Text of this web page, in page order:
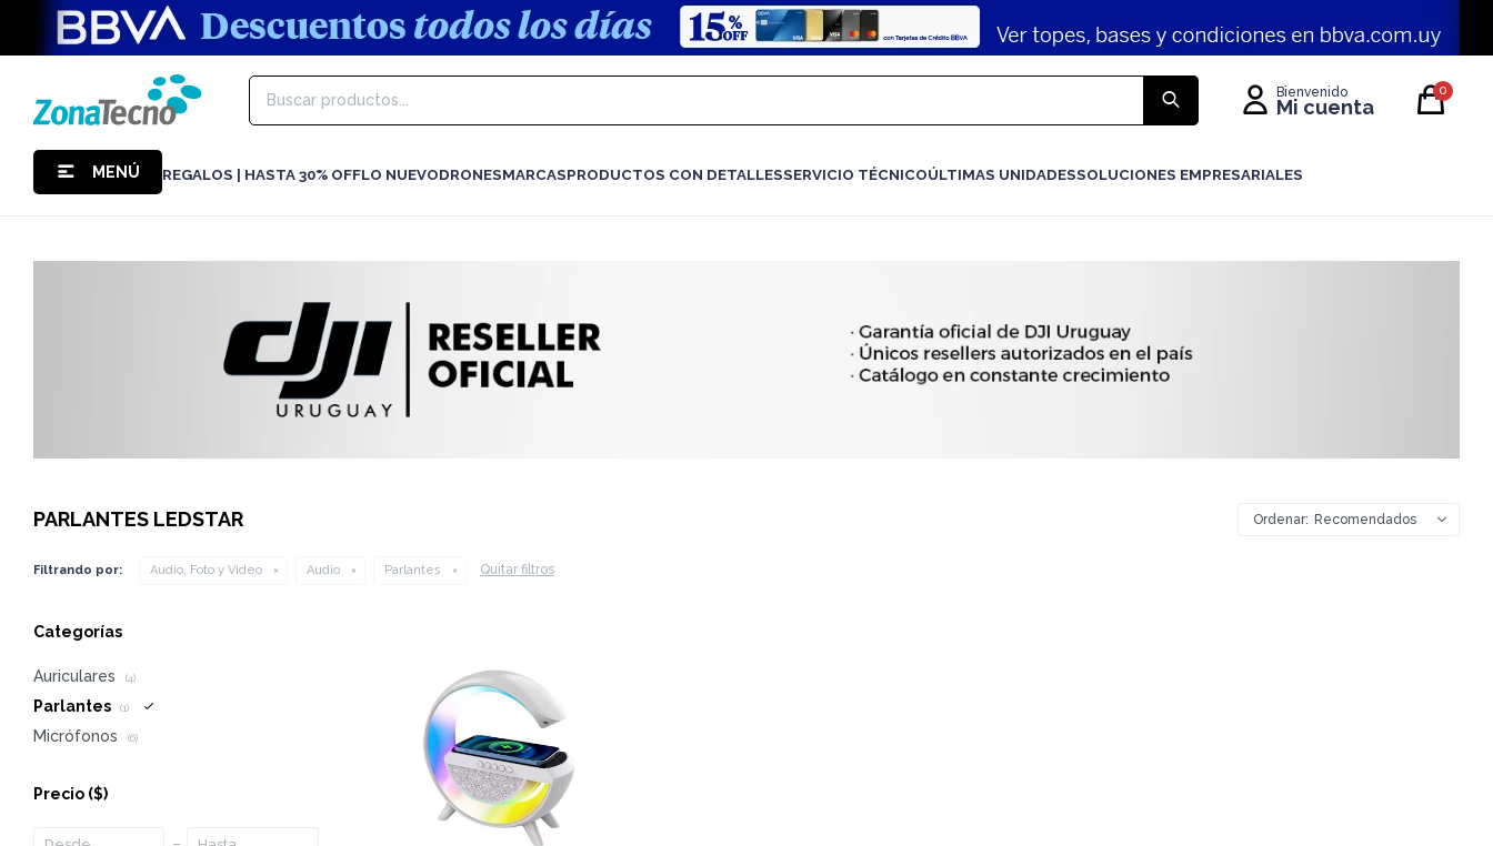
MENÚ REGALOS | HASTA 30% OFFLO NUEVODRONESMARCASPRODUCTOS CON DETALLESSERVICIO TÉCNICOÚLTIMAS UNIDADESSOLUCIONES EMPRESARIALES
0
PARLANTES LEDSTAR Recomendados
Filtrando por: Audio, Foto y Video Audio Parlantes Quitar filtros
Categorías
Auriculares (4)
Parlantes (1)
Micrófonos (6)
Precio ($)